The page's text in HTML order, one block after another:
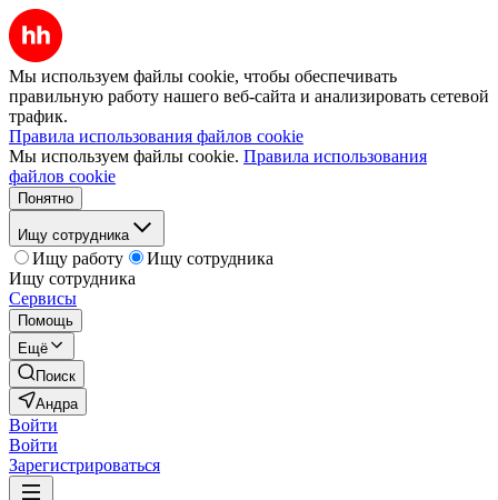
Мы используем файлы cookie, чтобы обеспечивать
правильную работу нашего веб-сайта и анализировать сетевой
трафик.
Правила использования файлов cookie
Мы используем файлы cookie. Правила использования
файлов cookie
Понятно
Ищу сотрудника
Ищу работу
Ищу сотрудника
Ищу сотрудника
Сервисы
Помощь
Ещё
Поиск
Андра
Войти
Войти
Зарегистрироваться